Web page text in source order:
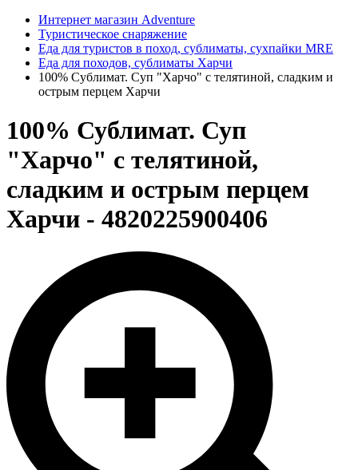
Интернет магазин Adventure
Туристическое снаряжение
Еда для туристов в поход, сублиматы, сухпайки MRE
Еда для походов, сублиматы Харчи
100% Сублимат. Суп "Харчо" с телятиной, сладким и
острым перцем Харчи
100% Сублимат. Суп
"Харчо" с телятиной,
сладким и острым перцем
Харчи - 4820225900406